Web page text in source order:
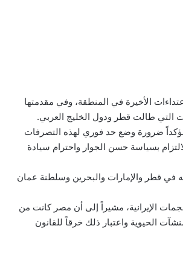
الأخيرة في المنطقة، وفي مقدمتها
التي طالت قطر ودول الخليج العربي.
ضرورة وضع حد فوري لهذه التصرفات
بسياسة حسن الجوار واحترام سيادة
في قطر والإمارات والبحرين وسلطنة عمان
رقم 2817 الذي دعا إلى وقف الهجمات الإيرانية، مشيراً إلى أن مصر كانت من
الحيوية واعتبار ذلك خرقاً للقانون